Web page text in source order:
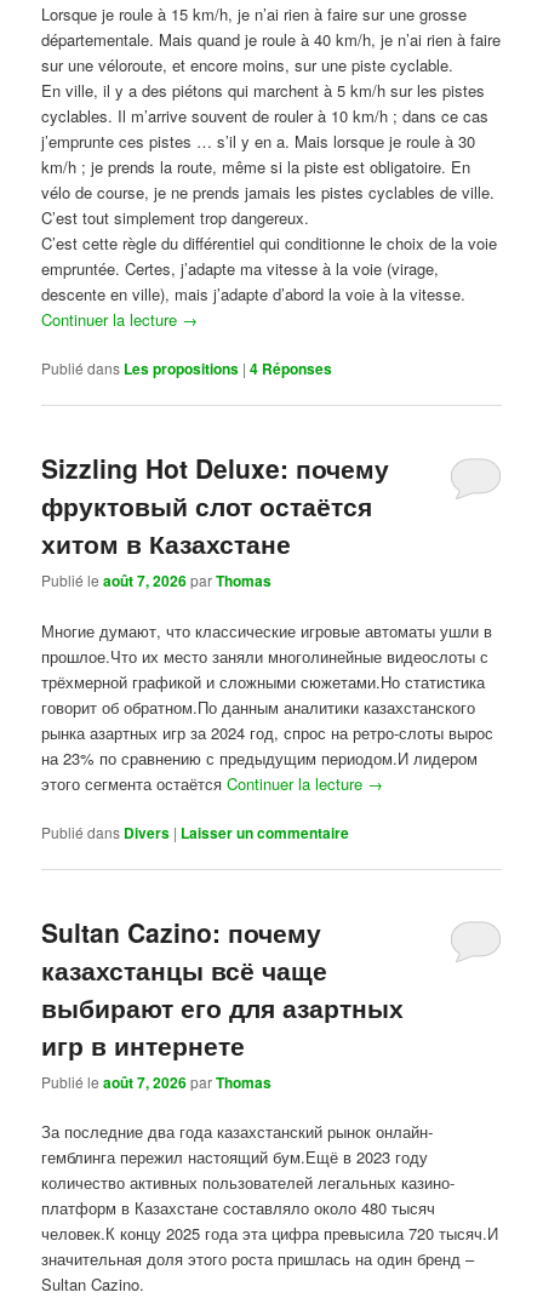
Lorsque je roule à 15 km/h, je n’ai rien à faire sur une grosse
départementale. Mais quand je roule à 40 km/h, je n’ai rien à faire
sur une véloroute, et encore moins, sur une piste cyclable.
En ville, il y a des piétons qui marchent à 5 km/h sur les pistes
cyclables. Il m’arrive souvent de rouler à 10 km/h ; dans ce cas
j’emprunte ces pistes … s’il y en a. Mais lorsque je roule à 30
km/h ; je prends la route, même si la piste est obligatoire. En
vélo de course, je ne prends jamais les pistes cyclables de ville.
C’est tout simplement trop dangereux.
C’est cette règle du différentiel qui conditionne le choix de la voie
empruntée. Certes, j’adapte ma vitesse à la voie (virage,
descente en ville), mais j’adapte d’abord la voie à la vitesse.
Continuer la lecture →
Publié dans Les propositions |4 Réponses
Sizzling Hot Deluxe: почему
фруктовый слот остаётся
хитом в Казахстане
Publié leaoût 7, 2026parThomas
Многие думают, что классические игровые автоматы ушли в
прошлое.Что их место заняли многолинейные видеослоты с
трёхмерной графикой и сложными сюжетами.Но статистика
говорит об обратном.По данным аналитики казахстанского
рынка азартных игр за 2024 год, спрос на ретро-слоты вырос
на 23% по сравнению с предыдущим периодом.И лидером
этого сегмента остаётсяContinuer la lecture →
Publié dans Divers | Laisser un commentaire
Sultan Cazino: почему
казахстанцы всё чаще
выбирают его для азартных
игр в интернете
Publié leaoût 7, 2026parThomas
За последние два года казахстанский рынок онлайн-
гемблинга пережил настоящий бум.Ещё в 2023 году
количество активных пользователей легальных казино-
платформ в Казахстане составляло около 480 тысяч
человек.К концу 2025 года эта цифра превысила 720 тысяч.И
значительная доля этого роста пришлась на один бренд –
Sultan Cazino.